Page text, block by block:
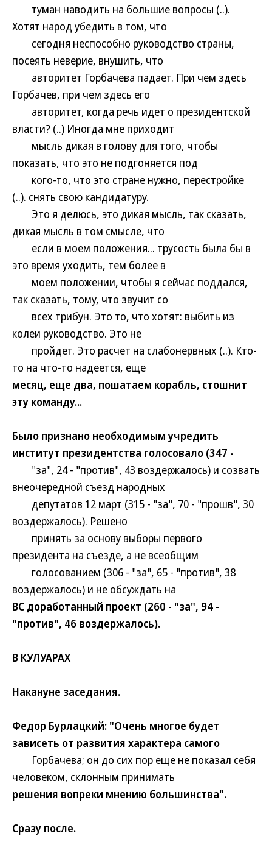
туман наводить на большие вопросы (..).
Хотят народ убедить в том, что
сегодня неспособно руководство страны,
посеять неверие, внушить, что
авторитет Горбачева падает. При чем здесь
Горбачев, при чем здесь его
авторитет, когда речь идет о президентской
власти? (..) Иногда мне приходит
мысль дикая в голову для того, чтобы
показать, что это не подгоняется под
кого-то, что это стране нужно, перестройке
(..). снять свою кандидатуру.
Это я делюсь, это дикая мысль, так сказать,
дикая мысль в том смысле, что
если в моем положения... трусость была бы в
это время уходить, тем более в
моем положении, чтобы я сейчас поддался,
так сказать, тому, что звучит со
всех трибун. Это то, что хотят: выбить из
колеи руководство. Это не
пройдет. Это расчет на слабонервных (..). Кто-
то на что-то надеется, еще
месяц, еще два, пошатаем корабль, стошнит
эту команду...
Было признано необходимым учредить
институт президентства голосовало (347 -
"за", 24 - "против", 43 воздержалось) и созвать
внеочередной съезд народных
депутатов 12 март (315 - "за", 70 - "прошв", 30
воздержалось). Решено
принять за основу выборы первого
президента на съезде, а не всеобщим
голосованием (306 - "за", 65 - "против", 38
воздержалось) и не обсуждать на
ВС доработанный проект (260 - "за", 94 -
"против", 46 воздержалось).
В КУЛУАРАХ
Накануне заседания.
Федор Бурлацкий: "Очень многое будет
зависеть от развития характера самого
Горбачева; он до сих пор еще не показал себя
человеком, склонным принимать
решения вопреки мнению большинства".
Сразу после.